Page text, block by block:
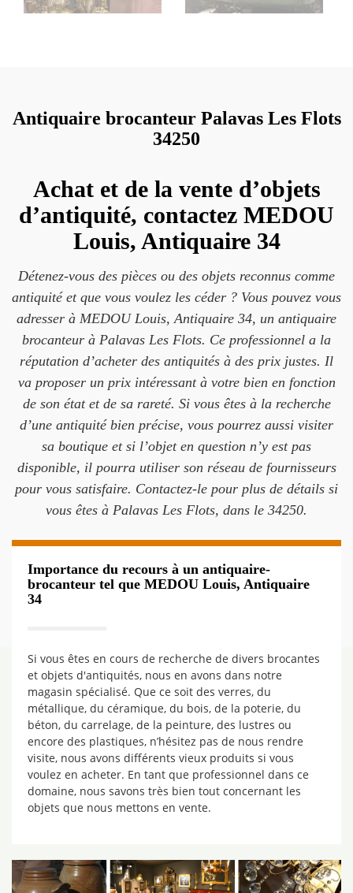
Antiquaire brocanteur Palavas Les Flots
34250
Achat et de la vente d’objets
d’antiquité, contactez MEDOU
Louis, Antiquaire 34
Détenez-vous des pièces ou des objets reconnus comme
antiquité et que vous voulez les céder ? Vous pouvez vous
adresser à MEDOU Louis, Antiquaire 34, un antiquaire
brocanteur à Palavas Les Flots. Ce professionnel a la
réputation d’acheter des antiquités à des prix justes. Il
va proposer un prix intéressant à votre bien en fonction
de son état et de sa rareté. Si vous êtes à la recherche
d’une antiquité bien précise, vous pourrez aussi visiter
sa boutique et si l’objet en question n’y est pas
disponible, il pourra utiliser son réseau de fournisseurs
pour vous satisfaire. Contactez-le pour plus de détails si
vous êtes à Palavas Les Flots, dans le 34250.
Importance du recours à un antiquaire-
brocanteur tel que MEDOU Louis, Antiquaire
34
Si vous êtes en cours de recherche de divers brocantes
et objets d'antiquités, nous en avons dans notre
magasin spécialisé. Que ce soit des verres, du
métallique, du céramique, du bois, de la poterie, du
béton, du carrelage, de la peinture, des lustres ou
encore des plastiques, n’hésitez pas de nous rendre
visite, nous avons différents vieux produits si vous
voulez en acheter. En tant que professionnel dans ce
domaine, nous savons très bien tout concernant les
objets que nous mettons en vente.